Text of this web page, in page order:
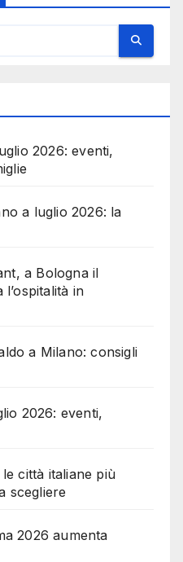
2026: eventi,
a luglio 2026: la
a Bologna il
in
a Milano: consigli
2026: eventi,
città italiane più
scegliere
2026 aumenta